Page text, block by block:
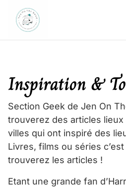
Skip to content
Inspiration &
Section Geek de Jen On
trouverez des articles
villes qui ont inspiré des
Livres, films ou séries
trouverez les articles !
Etant une grande fan